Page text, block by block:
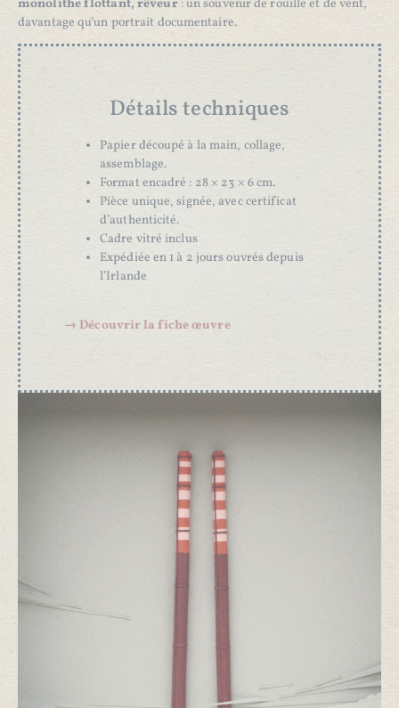
monolithe flottant, rêveur: un souvenir de rouille et de vent,
davantage qu’un portrait documentaire.
Détails techniques
Papier découpé à la main, collage,
assemblage.
Format encadré : 28 × 23 × 6 cm.
Pièce unique, signée, avec certificat
d’authenticité.
Cadre vitré inclus
Expédiée en 1 à 2 jours ouvrés depuis
l’Irlande
→ Découvrir la fiche œuvre